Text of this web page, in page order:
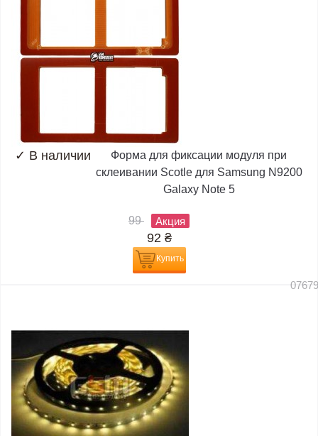
✓ В наличии
Форма для фиксации модуля при
склеивании Scotle для Samsung N9200
Galaxy Note 5
99 Акция
92 ₴
Купить